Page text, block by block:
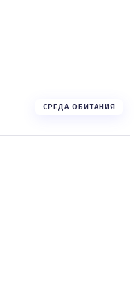
СРЕДА ОБИТАНИЯ